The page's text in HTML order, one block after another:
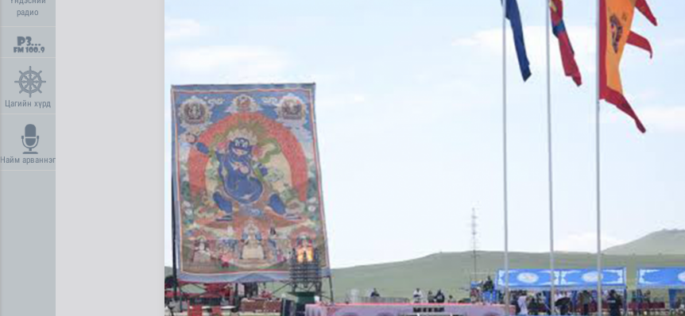
радио
Цагийн хүрд
Найм арваннэг
Усны ослоос урьдчилан сэргийлэх эргүүлүүд тогтмол ажиллаж байна